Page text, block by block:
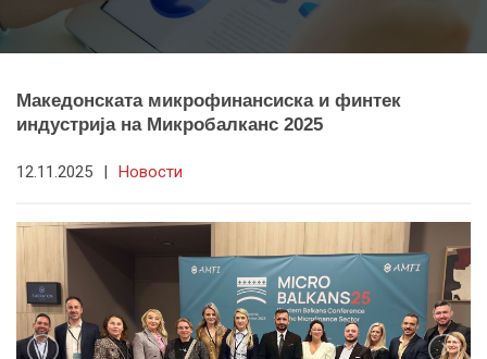
Македонската микрофинансиска и финтек
индустрија на Микробалканс 2025
12.11.2025 | Новости